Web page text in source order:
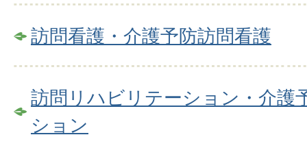
訪問看護・介護予防訪問看護
訪問リハビリテーション・介護
ション